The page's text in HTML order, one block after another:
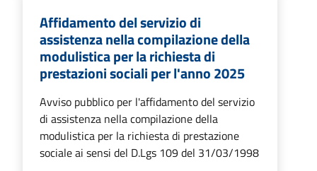
Affidamento del servizio di
assistenza nella compilazione della
modulistica per la richiesta di
prestazioni sociali per l'anno 2025
Avviso pubblico per l'affidamento del servizio
di assistenza nella compilazione della
modulistica per la richiesta di prestazione
sociale ai sensi del D.Lgs 109 del 31/03/1998